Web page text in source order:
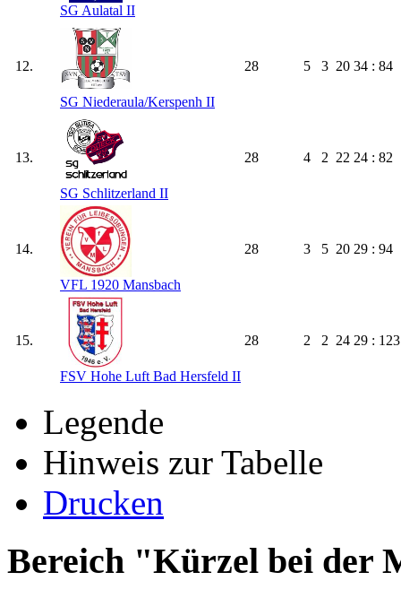
SG Aulatal II
12.
SG Niederaula/​Kerspenh II
28 5 3 20 34 : 84
13.
SG Schlitzerland II
28 4 2 22 24 : 82
14.
VFL 1920 Mansbach
28 3 5 20 29 : 94
15.
FSV Hohe Luft Bad Hersfeld II
28 2 2 24 29 : 123
Legende
Hinweis zur Tabelle
Drucken
Bereich "Kürzel bei der